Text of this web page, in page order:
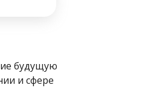
будущую
и сфере